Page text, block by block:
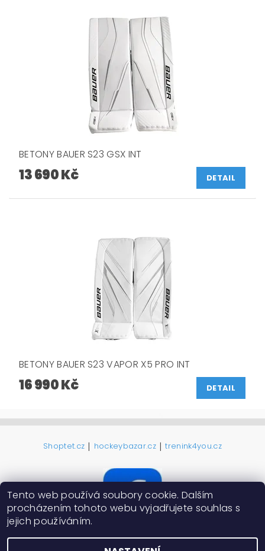
BETONY BAUER S23 GSX INT
13 690 Kč DETAIL
BETONY BAUER S23 VAPOR X5 PRO INT
16 990 Kč DETAIL
Shoptet.cz | hockeybazar.cz | trenink4you.cz
Tento web používá soubory cookie. Dalším
procházením tohoto webu vyjadřujete souhlas s
jejich používáním.